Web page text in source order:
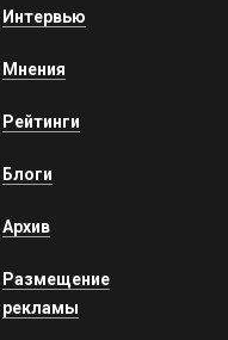
Интервью
Мнения
Рейтинги
Блоги
Архив
Размещение
рекламы